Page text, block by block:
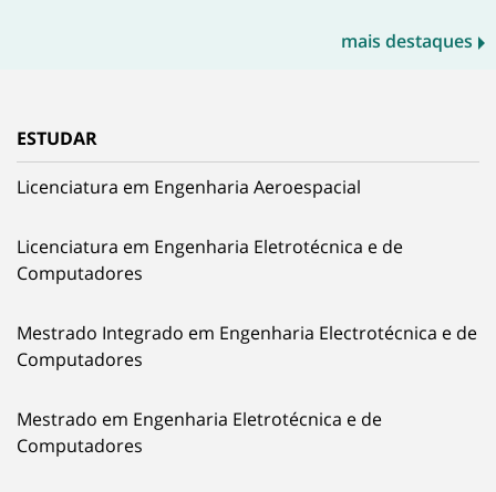
mais destaques
ESTUDAR
Licenciatura em Engenharia Aeroespacial
Licenciatura em Engenharia Eletrotécnica e de
Computadores
Mestrado Integrado em Engenharia Electrotécnica e de
Computadores
Mestrado em Engenharia Eletrotécnica e de
Computadores